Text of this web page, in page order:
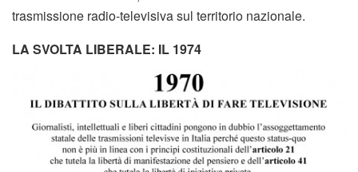
trasmissione radio-televisiva sul territorio nazionale.
LA SVOLTA LIBERALE: IL 1974